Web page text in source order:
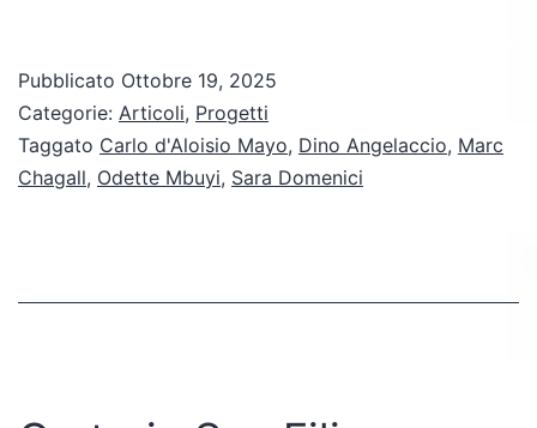
cultura
in
Italia
ancora
Pubblicato Ottobre 19, 2025
Categorie: Articoli, Progetti
Taggato Carlo d'Aloisio Mayo, Dino Angelaccio, Marc
Chagall, Odette Mbuyi, Sara Domenici